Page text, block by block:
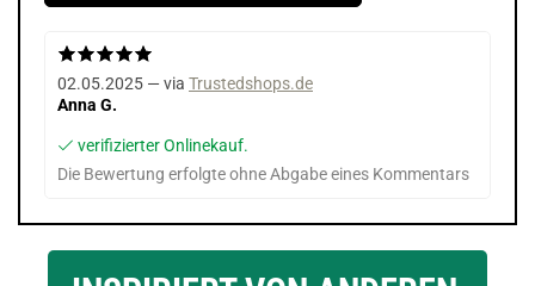
02.05.2025 — via Trustedshops.de
Anna G.
verifizierter Onlinekauf.
Die Bewertung erfolgte ohne Abgabe eines Kommentars